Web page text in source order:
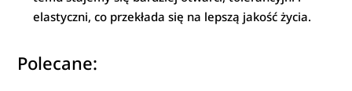
elastyczni, co przekłada się na lepszą jakość życia.
Polecane: